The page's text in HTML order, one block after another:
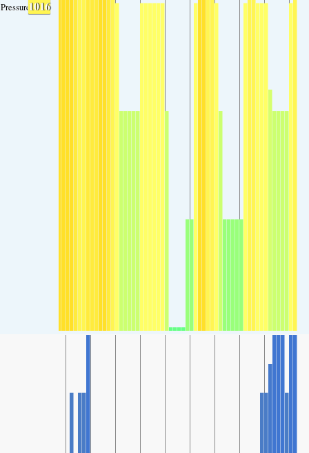
Pressure1016